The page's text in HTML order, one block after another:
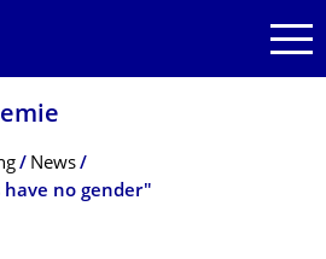
News
no gender"